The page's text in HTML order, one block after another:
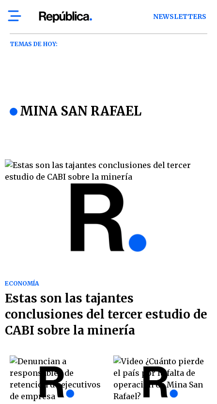
NEWSLETTERS
TEMAS DE HOY:
MINA SAN RAFAEL
ECONOMÍA
Estas son las tajantes
conclusiones del tercer estudio de
CABI sobre la minería